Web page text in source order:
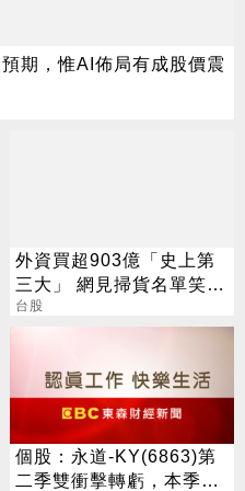
期，惟AI佈局有成股價震
外資買超903億「史上第
三大」 網見掃貨名單笑：
不懂在幹嘛
台股
個股：永道-KY(6863)第
二季雙衝擊轉虧，本季訂